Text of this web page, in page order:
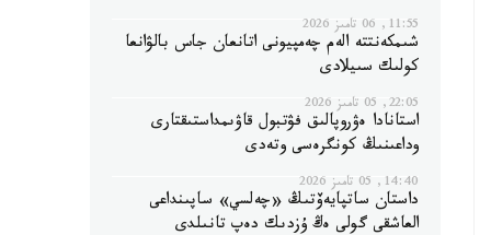
11:55, 06 تامىز 2026
شىمكەنتتە الەم چەمپيونى اتانعان جاس بالۋانعا
كولىك سىيلادى
22:05, 05 تامىز 2026
استانادا ەۋروپالىق فۋتبول قاۋىمداستىقتارى
وداعىنىڭ كونگرەسى وتەدى
14:40, 05 تامىز 2026
داستان ساتپايەۆتىڭ «چەلسي» ساپىنداعى
العاشقى گولى ەڭ ۇزدىك دەپ تانىلدى